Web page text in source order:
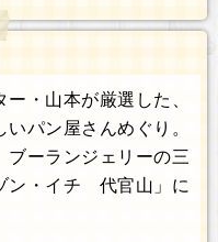
・山本が厳選した、
パン屋さんめぐり。
ブーランジェリーの三
ン・イチ 代官山」に